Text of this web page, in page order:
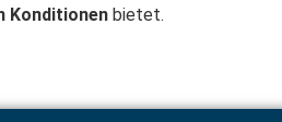
Konditionen bietet.